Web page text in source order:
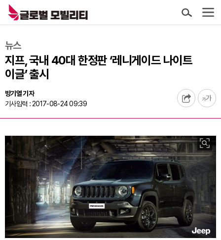
뉴스
지프, 국내 40대 한정판 ‘레니게이드 나이트
이글’ 출시
방기열 기자
기사입력 : 2017-08-24 09:39